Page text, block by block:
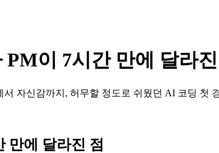
이 7시간 만에 달라
자신감까지, 허무할 정도로 쉬웠던 AI 코딩 첫
만에 달라진 점